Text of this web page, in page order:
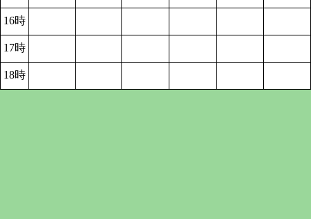
16時
17時
18時